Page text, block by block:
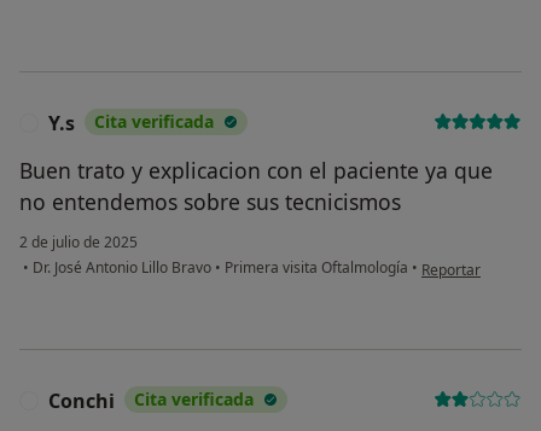
Y.s Cita verificada
Buen trato y explicacion con el paciente ya que
no entendemos sobre sus tecnicismos
2 de julio de 2025
• Dr. José Antonio Lillo Bravo • Primera visita Oftalmología • en opinión del
Reportar
Conchi Cita verificada